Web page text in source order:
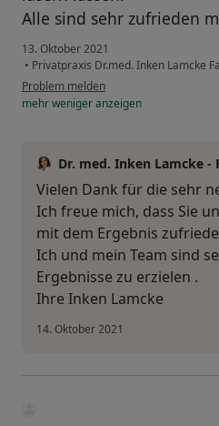
Alle sind sehr zufrieden
13. Oktober 2021
• Privatpraxis Dr.med. Inken Lamcke
Problem melden
mehrwenigeranzeigen
Dr. med. Inken Lamcke -
Vielen Dank für die sehr
Ich freue mich, dass Sie
mit dem Ergebnis
Ich und mein Team sind
Ergebnisse zu erzielen .
Ihre Inken Lamcke
14. Oktober 2021